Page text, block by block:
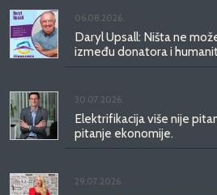
06.08.2026.
Daryl Upsall: Ništa ne
između donatora i
30.07.2026.
Elektrifikacija više nije
pitanje ekonomije.
29.07.2026.